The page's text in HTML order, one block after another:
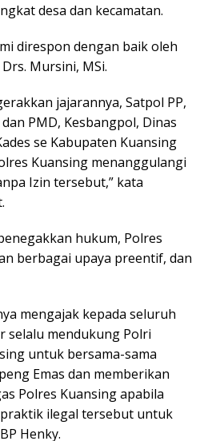
desa dan kecamatan.
direspon dengan baik oleh
Mursini, MSi.
jajarannya, Satpol PP,
PMD, Kesbangpol, Dinas
se Kabupaten Kuansing
Kuansing menanggulangi
Izin tersebut,” kata
hukum, Polres
berbagai upaya preentif, dan
mengajak kepada seluruh
selalu mendukung Polri
untuk bersama-sama
Emas dan memberikan
Polres Kuansing apabila
ilegal tersebut untuk
Henky.